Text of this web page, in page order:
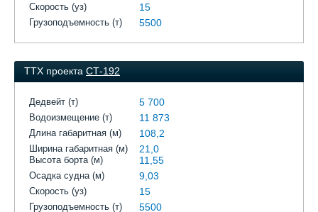
Скорость (уз) 15
Грузоподъемность (т) 5500
ТТХ проекта СТ-192
Дедвейт (т) 5 700
Водоизмещение (т) 11 873
Длина габаритная (м) 108,2
Ширина габаритная (м) 21,0
Высота борта (м) 11,55
Осадка судна (м) 9,03
Скорость (уз) 15
Грузоподъемность (т) 5500